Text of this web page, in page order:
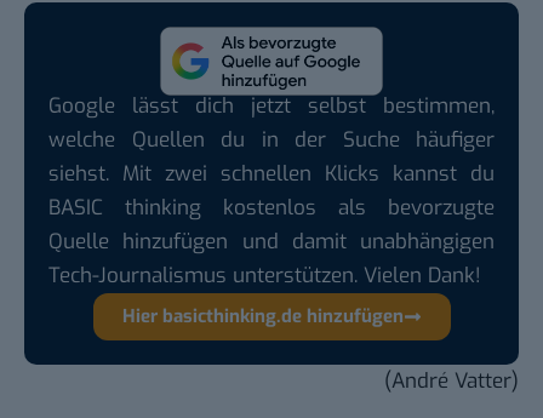
Google lässt dich jetzt selbst bestimmen,
welche Quellen du in der Suche häufiger
siehst. Mit zwei schnellen Klicks kannst du
BASIC thinking kostenlos als bevorzugte
Quelle hinzufügen und damit unabhängigen
Tech-Journalismus unterstützen. Vielen Dank!
Hier basicthinking.de hinzufügen
(André Vatter)